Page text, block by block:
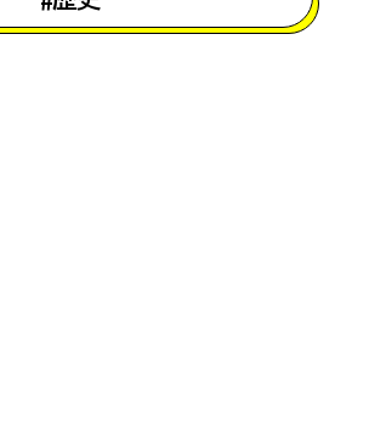
れる際に、スタッフが駐車場の混み具合を
は常に変化をしておりますので、あくまで